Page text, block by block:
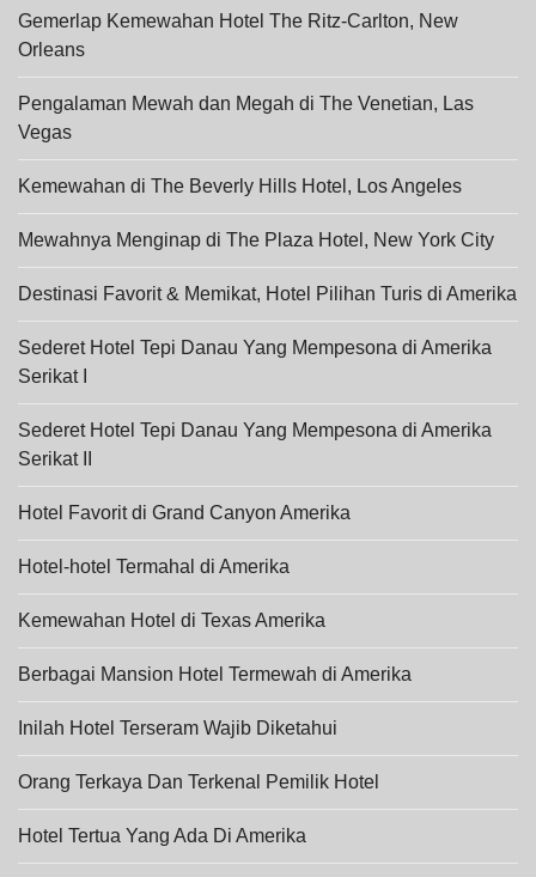
Gemerlap Kemewahan Hotel The Ritz-Carlton, New
Orleans
Pengalaman Mewah dan Megah di The Venetian, Las
Vegas
Kemewahan di The Beverly Hills Hotel, Los Angeles
Mewahnya Menginap di The Plaza Hotel, New York City
Destinasi Favorit & Memikat, Hotel Pilihan Turis di Amerika
Sederet Hotel Tepi Danau Yang Mempesona di Amerika
Serikat I
Sederet Hotel Tepi Danau Yang Mempesona di Amerika
Serikat II
Hotel Favorit di Grand Canyon Amerika
Hotel-hotel Termahal di Amerika
Kemewahan Hotel di Texas Amerika
Berbagai Mansion Hotel Termewah di Amerika
Inilah Hotel Terseram Wajib Diketahui
Orang Terkaya Dan Terkenal Pemilik Hotel
Hotel Tertua Yang Ada Di Amerika